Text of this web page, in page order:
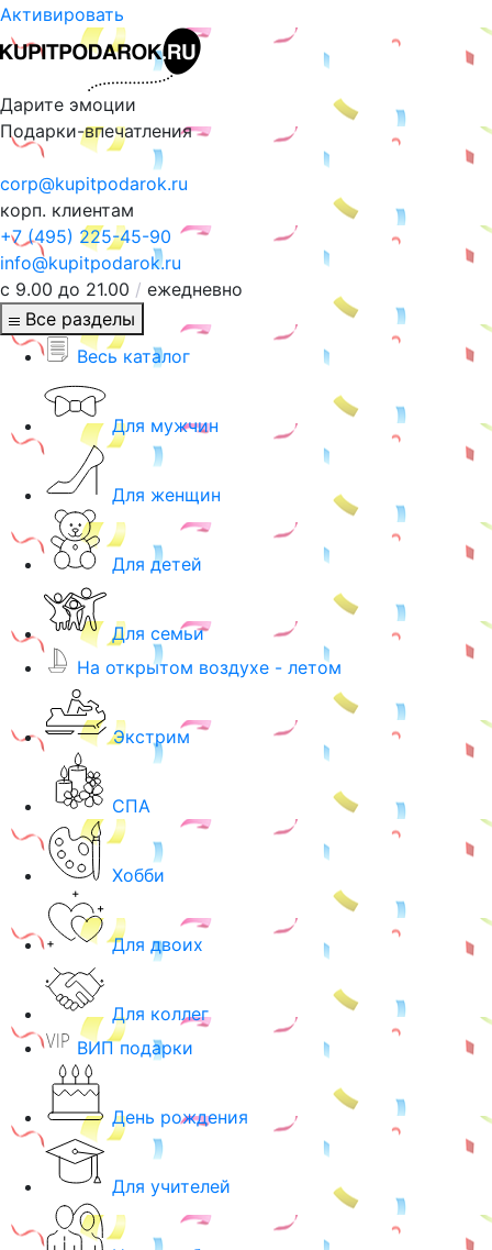
Активировать
Дарите эмоции
Подарки-впечатления
corp@kupitpodarok.ru
корп. клиентам
+7 (495) 225-45-90
info@kupitpodarok.ru
с 9.00 до 21.00 / ежедневно
Все разделы
Весь каталог
Для мужчин
Для женщин
Для детей
Для семьи
На открытом воздухе - летом
Экстрим
СПА
Хобби
Для двоих
Для коллег
ВИП подарки
День рождения
Для учителей